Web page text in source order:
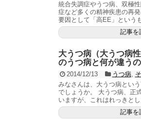
統合失調症やうつ病、双極
症など多くの精神疾患の再
要因として「高EE」という
記事を
大うつ病（大うつ病
のうつ病と何が違うの
2014/12/13 うつ病,
みなさんは、大うつ病とい
でしょうか。 大うつ病、正
いますが、これはれっきと
記事を